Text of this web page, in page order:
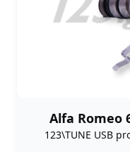
Alfa Romeo
123\TUNE USB